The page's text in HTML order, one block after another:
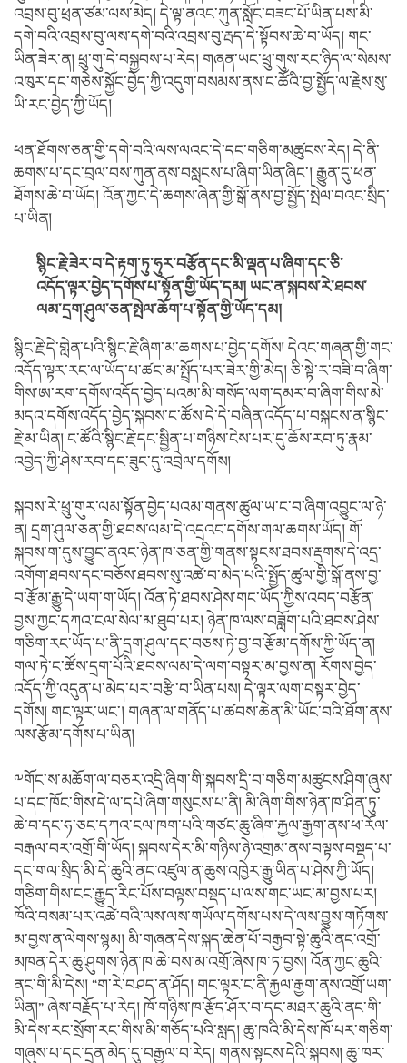
འབྲས་བུ་ཕྲན་ཙམ་ལས་མེད། དེ་ལྟ་ནའང་ཀུན་སློང་བཟང་པོ་ཡིན་པས་མི་
དགེ་བའི་འབྲས་བུ་ལས་དགེ་བའི་འབྲས་བུ་རྦད་དེ་སྟོབས་ཆེ་བ་ཡོད། གང་
ཡིན་ཟེར་ན། ཕྲུ་གུ་དེ་བསྐྱབས་པ་རེད། གཞན་ཡང་ཕྲུ་གུས་རང་ཉིད་ལ་སེམས་
འཁུར་དང་གཅེས་སྐྱོང་བྱེད་ཀྱི་འདུག་བསམས་ནས་ང་ཚོའི་བྱ་སྤྱོད་ལ་རྗེས་སུ་
ཡི་རང་བྱེད་ཀྱི་ཡོད།
ཕན་ཐོགས་ཅན་གྱི་དགེ་བའི་ལས་ལའང་དེ་དང་གཅིག་མཚུངས་རེད། དེ་ནི་
ཆགས་པ་དང་བྲལ་བས་ཀུན་ནས་བསླངས་པ་ཞིག་ཡིན་ཞིང་། རྒྱུན་དུ་ཕན་
ཐོགས་ཆེ་བ་ཡོད། འོན་ཀྱང་དེ་ཆགས་ཞེན་གྱི་སྒོ་ནས་བྱ་སྤྱོད་སྤེལ་བའང་སྲིད་
པ་ཡིན།
སྙིང་རྗེ་ཟེར་བ་དེ་རྟག་ཏུ་ཧུར་བརྩོན་དང་མི་ལྡན་པ་ཞིག་དང་ཅི་
འདོད་ལྟར་བྱེད་དགོས་པ་སྟོན་གྱི་ཡོད་དམ། ཡང་ན་སྐབས་རེ་ཐབས་
ལམ་དྲག་ཤུལ་ཅན་སྤེལ་ཆོག་པ་སྟོན་གྱི་ཡོད་དམ།
སྙིང་རྗེ་དེ་གླེན་པའི་སྙིང་རྗེ་ཞིག་མ་ཆགས་པ་བྱེད་དགོས། དེའང་གཞན་གྱི་གང་
འདོད་ལྟར་རང་ལ་ཡོད་པ་ཚང་མ་སྤྲོད་པར་ཟེར་གྱི་མེད། ཅི་སྟེ་ར་བཟི་བ་ཞིག་
གིས་ཨ་རག་དགོས་འདོད་བྱེད་པའམ་མི་གསོད་ལག་དམར་བ་ཞིག་གིས་མེ་
མདའ་དགོས་འདོད་བྱེད་སྐབས་ང་ཚོས་དེ་དེ་བཞིན་འདོད་པ་བསྐངས་ན་སྙིང་
རྗེ་མ་ཡིན། ང་ཚོའི་སྙིང་རྗེ་དང་སྦྱིན་པ་གཉིས་ངེས་པར་དུ་ཆོས་རབ་ཏུ་རྣམ་
འབྱེད་ཀྱི་ཤེས་རབ་དང་ཟུང་དུ་འབྲེལ་དགོས།
སྐབས་རེ་ཕྲུ་གུར་ལམ་སྟོན་བྱེད་པའམ་གནས་ཚུལ་ཡ་ང་བ་ཞིག་འབྱུང་ལ་ཉེ་
ན། དྲག་ཤུལ་ཅན་གྱི་ཐབས་ལམ་དེ་འདྲའང་དགོས་གལ་ཆགས་ཡོད། གོ་
སྐབས་ག་དུས་བྱུང་ནའང་ཉེན་ཁ་ཅན་གྱི་གནས་སྟངས་ཐབས་རྡུགས་དེ་འདྲ་
འགོག་ཐབས་དང་བཅོས་ཐབས་སུ་འཚེ་བ་མེད་པའི་སྤྱོད་ཚུལ་གྱི་སྒོ་ནས་བྱ་
བ་རྩོམ་རྒྱུ་དེ་ཡག་ག་ཡོད། འོན་ཏེ་ཐབས་ཤེས་གང་ཡོད་ཀྱིས་འབད་བརྩོན་
བྱས་ཀྱང་དཀའ་ངལ་སེལ་མ་ཐུབ་པར། ཉེན་ཁ་ལས་བཟློག་པའི་ཐབས་ཤེས་
གཅིག་རང་ཡོད་པ་ནི་དྲག་ཤུལ་དང་བཅས་ཏེ་བྱ་བ་རྩོམ་དགོས་ཀྱི་ཡོད་ན།
གལ་ཏེ་ང་ཚོས་དྲག་པོའི་ཐབས་ལམ་དེ་ལག་བསྟར་མ་བྱས་ན། རོགས་བྱེད་
འདོད་ཀྱི་འདུན་པ་མེད་པར་བརྩི་བ་ཡིན་པས། དེ་ལྟར་ལག་བསྟར་བྱེད་
དགོས། གང་ལྟར་ཡང་། གཞན་ལ་གནོད་པ་ཚབས་ཆེན་མི་ཡོང་བའི་ཐོག་ནས་
ལས་རྩོམ་དགོས་པ་ཡིན།
༸གོང་ས་མཆོག་ལ་བཅར་འདྲི་ཞིག་གི་སྐབས་དྲི་བ་གཅིག་མཚུངས་ཤིག་ཞུས་
པ་དང་ཁོང་གིས་དེ་ལ་དཔེ་ཞིག་གསུངས་པ་ནི། མི་ཞིག་གིས་ཉེན་ཁ་ཤིན་ཏུ་
ཆེ་བ་དང་ཧ་ཅང་དཀའ་ངལ་ཁག་པའི་གཙང་ཆུ་ཞིག་རྐྱལ་རྒྱག་ནས་ཕ་རོལ་
བརྒལ་བར་འགྲོ་གི་ཡོད། སྐབས་དེར་མི་གཉིས་ཉེ་འགྲམ་ནས་བལྟས་བསྡད་པ་
དང་གལ་སྲིད་མི་དེ་ཆུའི་ནང་འཛུལ་ན་ཆུས་འཁྱེར་རྒྱུ་ཡིན་པ་ཤེས་ཀྱི་ཡོད།
གཅིག་གིས་ངང་རྒྱུད་རིང་པོས་བལྟས་བསྡད་པ་ལས་གང་ཡང་མ་བྱས་པར།
ཁོའི་བསམ་པར་འཚེ་བའི་ལས་ལས་གཡོལ་དགོས་པས་དེ་ལས་བྱུས་གཏོགས་
མ་བྱས་ན་ལེགས་སྙམ། མི་གཞན་དེས་སྐད་ཆེན་པོ་བརྒྱབ་སྟེ་ཆུའི་ནང་འགྲོ་
མཁན་དེར་ཆུ་ཤུགས་ཉེན་ཁ་ཆེ་བས་མ་འགྲོ་ཞེས་ཁ་ཏ་བྱས། འོན་ཀྱང་ཆུའི་
ནང་གི་མི་དེས། “ག་རེ་བཤད་ན་ཤོད། གང་ལྟར་ང་ནི་རྐྱལ་རྒྱག་ནས་འགྲོ་ཡག་
ཡིན།” ཞེས་བརྗོད་པ་རེད། ཁོ་གཉིས་ཁ་རྩོད་ཤོར་བ་དང་མཐར་ཆུའི་ནང་གི་
མི་དེས་རང་སྲོག་རང་གིས་མི་གཅོད་པའི་སླད། ཆུ་ཁའི་མི་དེས་ཁོ་པར་གཅིག་
གཞུས་པ་དང་དྲན་མེད་དུ་བརྒྱལ་བ་རེད། གནས་སྟངས་དེའི་སྐབས། ཆུ་ཁར་